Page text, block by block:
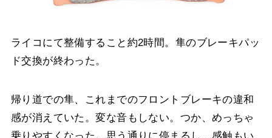
ライコにて整備すること約2時間。隼のブレーキパッ
ド交換が終わった。
帰り道での隼、これまでのフロントブレーキの違和
感が消えていた。変な音もしない。つか、めっちゃ